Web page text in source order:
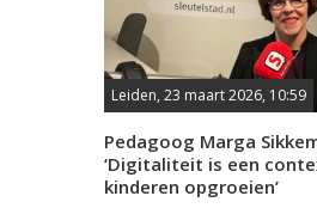
Leiden, 23 maart 2026, 10:59
Pedagoog Marga
‘Digitaliteit is een
kinderen opgroeien’